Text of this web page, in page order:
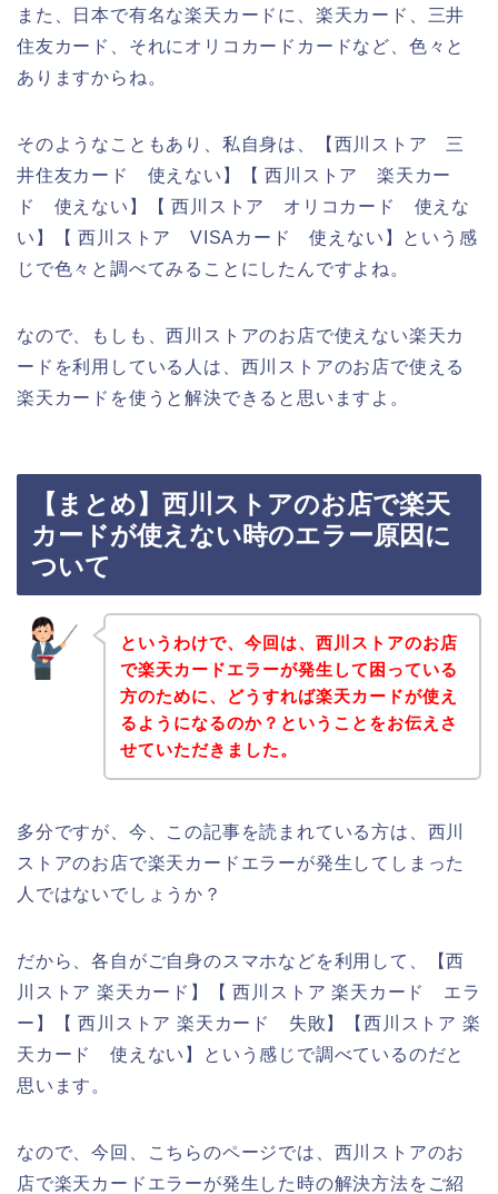
また、日本で有名な楽天カードに、楽天カード、三井
住友カード、それにオリコカードカードなど、色々と
ありますからね。
そのようなこともあり、私自身は、【西川ストア 三
井住友カード 使えない】【 西川ストア 楽天カー
ド 使えない】【 西川ストア オリコカード 使えな
い】【 西川ストア VISAカード 使えない】という感
じで色々と調べてみることにしたんですよね。
なので、もしも、西川ストアのお店で使えない楽天カ
ードを利用している人は、西川ストアのお店で使える
楽天カードを使うと解決できると思いますよ。
【まとめ】西川ストアのお店で楽天
カードが使えない時のエラー原因に
ついて
というわけで、今回は、西川ストアのお店
で楽天カードエラーが発生して困っている
方のために、どうすれば楽天カードが使え
るようになるのか？ということをお伝えさ
せていただきました。
多分ですが、今、この記事を読まれている方は、西川
ストアのお店で楽天カードエラーが発生してしまった
人ではないでしょうか？
だから、各自がご自身のスマホなどを利用して、【西
川ストア 楽天カード】【 西川ストア 楽天カード エラ
ー】【 西川ストア 楽天カード 失敗】【西川ストア 楽
天カード 使えない】という感じで調べているのだと
思います。
なので、今回、こちらのページでは、西川ストアのお
店で楽天カードエラーが発生した時の解決方法をご紹